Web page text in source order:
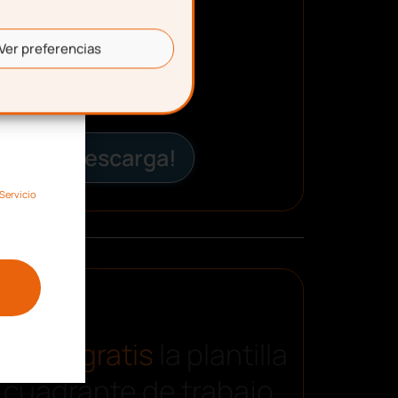
preferencias
¡Descarga!
gratis